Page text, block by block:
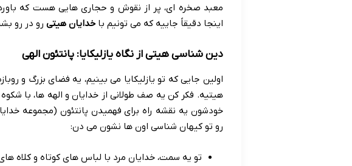
معبد صخره ای، پر از نقوش و حجاری هایی هست که
اینجا دقیقاً جاییه که می تونیم باخدایان هیتی رو در رو
دین شناسی هیتی از نگاه یازلیکایا: پانتئون الهی
هیتیه. فکر کن یه صف طولانی از خدایان و الهه ها، با
خودشون یه نقشه راه برای فهمیدن پانتئون (مجموعه
رو تو کیهان شناسی اون ها نشون می دن:
تو یه سمت، خدایان مرد با لباس های کوتاه و کلاه